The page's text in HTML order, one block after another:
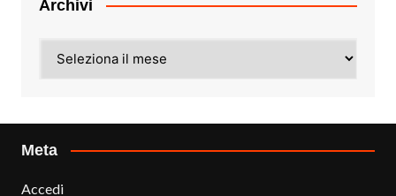
Archivi
Meta
Accedi